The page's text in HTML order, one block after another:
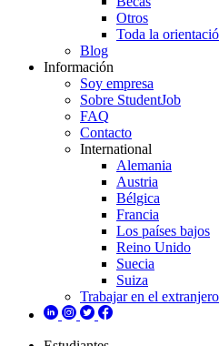
Otros
Toda la
Blog
Información
Soy empresa
Sobre StudentJob
FAQ
Contacto
International
Alemania
Austria
Bélgica
Francia
Los países bajos
Reino Unido
Suecia
Suiza
Trabajar en el extranjero